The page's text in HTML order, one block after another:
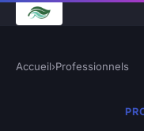
Accueil›Professionnels